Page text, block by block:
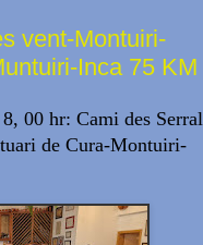
vent-Montuiri-
Inca 75 KM
00 hr: Cami des Serral
de Cura-Montuiri-